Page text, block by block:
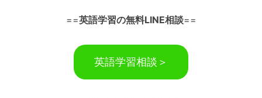
==英語学習の無料LINE相談==
英語学習相談＞